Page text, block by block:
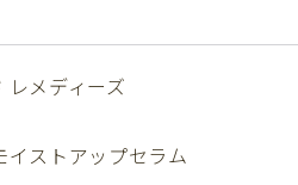
レメディーズ
イストアップセラム